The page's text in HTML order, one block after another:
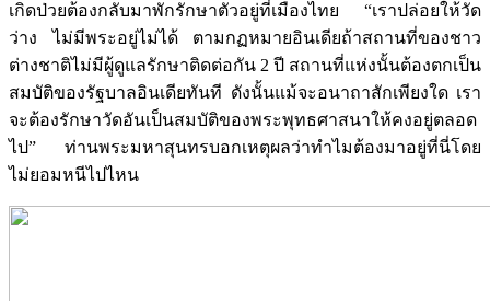
เกิดป่วยต้องกลับมาพักรักษาตัวอยู่ที่เมืองไทย “เราปล่อยให้วัด
ว่าง ไม่มีพระอยู่ไม่ได้ ตามกฏหมายอินเดียถ้าสถานที่ของชาว
ต่างชาติไม่มีผู้ดูแลรักษาติดต่อกัน 2 ปี สถานที่แห่งนั้นต้องตกเป็น
สมบัติของรัฐบาลอินเดียทันที ดังนั้นแม้จะอนาถาสักเพียงใด เรา
จะต้องรักษาวัดอันเป็นสมบัติของพระพุทธศาสนาให้คงอยู่ตลอด
ไป” ท่านพระมหาสุนทรบอกเหตุผลว่าทำไมต้องมาอยู่ที่นี่โดย
ไม่ยอมหนีไปไหน